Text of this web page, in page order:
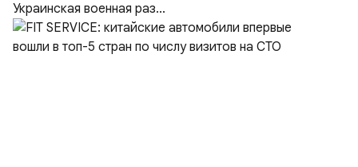
Украинская военная раз...